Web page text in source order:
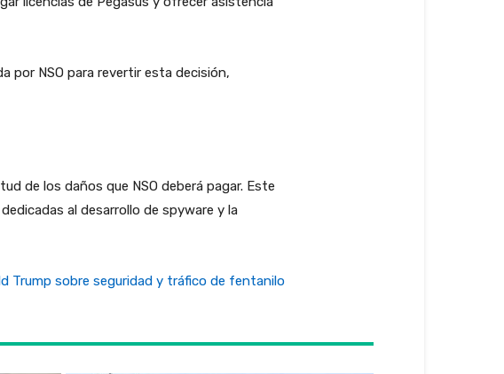
por NSO para revertir esta decisión,
de los daños que NSO deberá pagar. Este
al desarrollo de spyware y la
Trump sobre seguridad y tráfico de fentanilo